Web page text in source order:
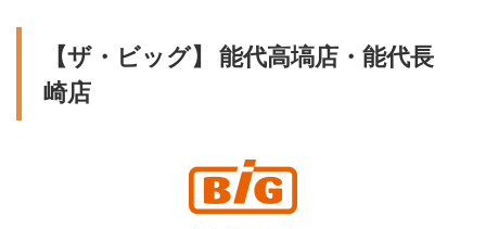
【ザ・ビッグ】 能代高塙店・能代長
崎店